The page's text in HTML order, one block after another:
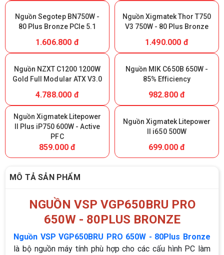
Nguồn Segotep BN750W -
80 Plus Bronze PCIe 5.1
1.606.800 đ
Nguồn Xigmatek Thor T750
V3 750W - 80 Plus Bronze
1.490.000 đ
Nguồn NZXT C1200 1200W
Gold Full Modular ATX V3.0
4.788.000 đ
Nguồn MIK C650B 650W -
85% Efficiency
982.800 đ
Nguồn Xigmatek Litepower
II Plus iP750 600W - Active
PFC
859.000 đ
Nguồn Xigmatek Litepower
II i650 500W
699.000 đ
MÔ TẢ SẢN PHẨM
NGUỒN VSP VGP650BRU PRO
650W - 80PLUS BRONZE
Nguồn VSP VGP650BRU PRO 650W - 80Plus Bronze
là bộ nguồn máy tính phù hợp cho các cấu hình PC làm